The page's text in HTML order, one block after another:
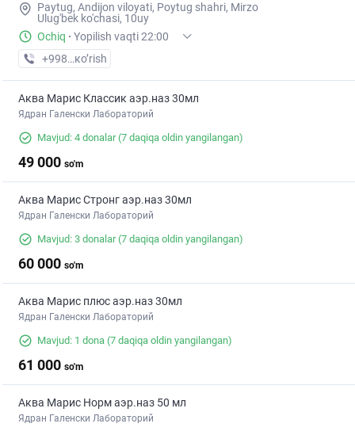
Paytug, Andijon viloyati, Poytug shahri, Mirzo
Ulug'bek ko'chasi, 10uy
Ochiq · Yopilish vaqti 22:00
+998 (90) XXX-XX-XX
кo’rish
Аква Марис Классик аэр.наз 30мл
Ядран Галенски Лабораторий
Mavjud: 4 donalar(7 daqiqa oldin yangilangan)
49 000 so'm
Аква Марис Стронг аэр.наз 30мл
Ядран Галенски Лабораторий
Mavjud: 3 donalar(7 daqiqa oldin yangilangan)
60 000 so'm
Аква Марис плюс аэр.наз 30мл
Ядран Галенски Лабораторий
Mavjud: 1 dona (7 daqiqa oldin yangilangan)
61 000 so'm
Аква Марис Норм аэр.наз 50 мл
Ядран Галенски Лабораторий